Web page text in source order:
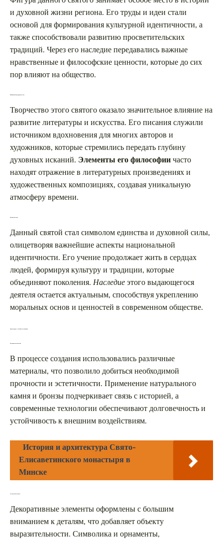
и духовной жизни региона. Его труды и идеи стали
основой для формирования культурной идентичности, а
также способствовали развитию просветительских
традиций. Через его наследие передавались важные
нравственные и философские ценности, которые до сих
пор влияют на общество.
Влияние на литературу и искусство
Творчество этого святого оказало значительное влияние на
развитие литературы и искусства. Его писания служили
источником вдохновения для многих авторов и
художников, которые стремились передать глубину
духовных исканий. Элементы его философиичасто
находят отражение в литературных произведениях и
художественных композициях, создавая уникальную
атмосферу времени.
Духовное наследие
Данный святой стал символом единства и духовной силы,
олицетворяя важнейшие аспекты национальной
идентичности. Его учение продолжает жить в сердцах
людей, формируя культуру и традиции, которые
объединяют поколения. Наследиеэтого выдающегося
деятеля остается актуальным, способствуя укреплению
моральных основ и ценностей в современном обществе.
Архитектурные особенности памятника
Материалы и технологии
В процессе создания использовались различные
материалы, что позволило добиться необходимой
прочности и эстетичности. Применение натурального
камня и бронзы подчеркивает связь с историей, а
современные технологии обеспечивают долговечность и
устойчивость к внешним воздействиям.
История и архитектура Свято-
Елисаветинского монастыря в
Минске
Эстетические элементы
Декоративные элементы оформлены с большим
вниманием к деталям, что добавляет объекту
выразительности. Символика и орнаменты,